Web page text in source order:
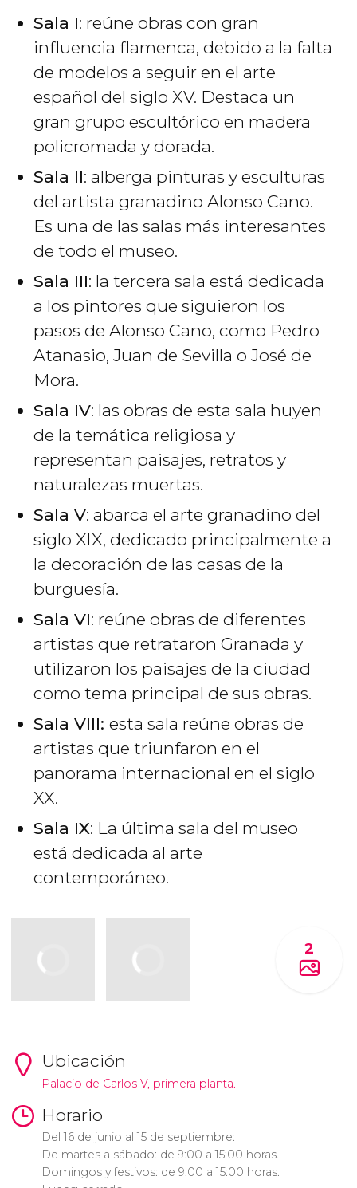
Sala I: reúne obras con gran
influencia flamenca, debido a la falta
de modelos a seguir en el arte
español del siglo XV. Destaca un
gran grupo escultórico en madera
policromada y dorada.
Sala II: alberga pinturas y esculturas
del artista granadino Alonso Cano.
Es una de las salas más interesantes
de todo el museo.
Sala III: la tercera sala está dedicada
a los pintores que siguieron los
pasos de Alonso Cano, como Pedro
Atanasio, Juan de Sevilla o José de
Mora.
Sala IV: las obras de esta sala huyen
de la temática religiosa y
representan paisajes, retratos y
naturalezas muertas.
Sala V: abarca el arte granadino del
siglo XIX, dedicado principalmente a
la decoración de las casas de la
burguesía.
Sala VI: reúne obras de diferentes
artistas que retrataron Granada y
utilizaron los paisajes de la ciudad
como tema principal de sus obras.
Sala VIII: esta sala reúne obras de
artistas que triunfaron en el
panorama internacional en el siglo
XX.
Sala IX: La última sala del museo
está dedicada al arte
contemporáneo.
2
Ubicación
Palacio de Carlos V, primera planta.
Horario
Del 16 de junio al 15 de septiembre:
De martes a sábado: de 9:00 a 15:00 horas.
Domingos y festivos: de 9:00 a 15:00 horas.